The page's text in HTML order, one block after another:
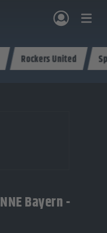
ROCKCOMMUNITY SHOPPEN
Rockers United
Bayern -